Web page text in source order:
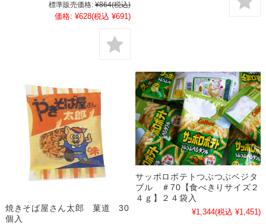
標準販売価格: ¥864(税込)
価格: ¥628(税込 ¥691)
焼きそば屋さん太郎 菓道 30
個入
サッポロポテトつぶつぶベジタ
ブル ＃70【食べきりサイズ２
４ｇ】２４袋入
¥1,344(税込 ¥1,451)